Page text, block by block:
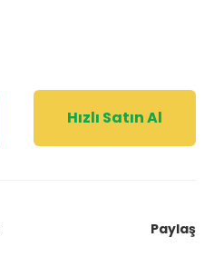
Hızlı Satın Al
Paylaş